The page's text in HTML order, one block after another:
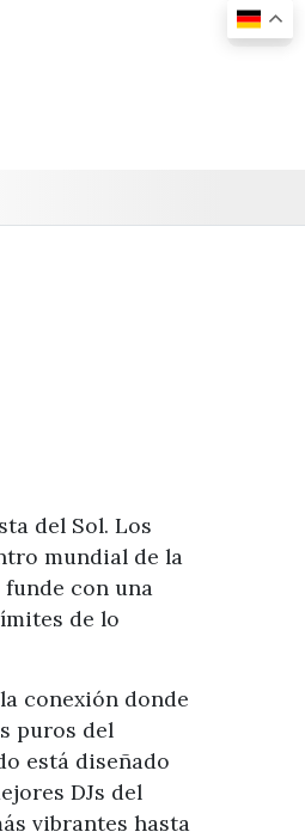
del Sol. Los
mundial de la
con una
de lo
conexión donde
puros del
está diseñado
DJs del
vibrantes hasta